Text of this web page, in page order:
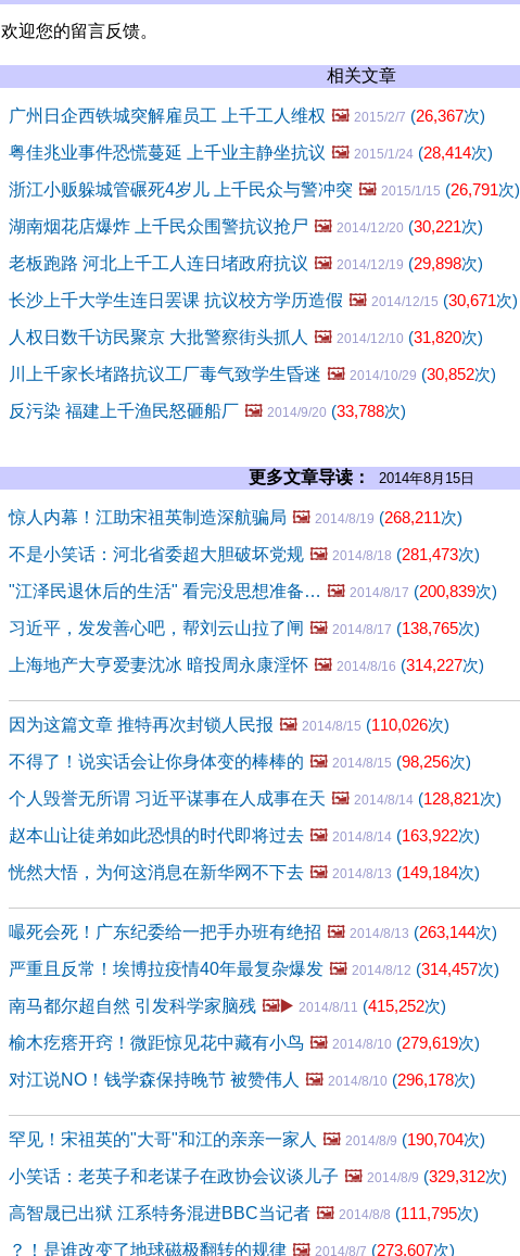
欢迎您的留言反馈。
相关文章
广州日企西铁城突解雇员工 上千工人维权 🖼️ 2015/2/7 (26,367次)
粤佳兆业事件恐慌蔓延 上千业主静坐抗议 🖼️ 2015/1/24 (28,414次)
浙江小贩躲城管碾死4岁儿 上千民众与警冲突 🖼️ 2015/1/15 (26,791次)
湖南烟花店爆炸 上千民众围警抗议抢尸 🖼️ 2014/12/20 (30,221次)
老板跑路 河北上千工人连日堵政府抗议 🖼️ 2014/12/19 (29,898次)
长沙上千大学生连日罢课 抗议校方学历造假 🖼️ 2014/12/15 (30,671次)
人权日数千访民聚京 大批警察街头抓人 🖼️ 2014/12/10 (31,820次)
川上千家长堵路抗议工厂毒气致学生昏迷 🖼️ 2014/10/29 (30,852次)
反污染 福建上千渔民怒砸船厂 🖼️ 2014/9/20 (33,788次)
更多文章导读： 2014年8月15日
惊人内幕！江助宋祖英制造深航骗局 🖼️ 2014/8/19 (268,211次)
不是小笑话：河北省委超大胆破坏党规 🖼️ 2014/8/18 (281,473次)
"江泽民退休后的生活" 看完没思想准备… 🖼️ 2014/8/17 (200,839次)
习近平，发发善心吧，帮刘云山拉了闸 🖼️ 2014/8/17 (138,765次)
上海地产大亨爱妻沈冰 暗投周永康淫怀 🖼️ 2014/8/16 (314,227次)
因为这篇文章 推特再次封锁人民报 🖼️ 2014/8/15 (110,026次)
不得了！说实话会让你身体变的棒棒的 🖼️ 2014/8/15 (98,256次)
个人毁誉无所谓 习近平谋事在人成事在天 🖼️ 2014/8/14 (128,821次)
赵本山让徒弟如此恐惧的时代即将过去 🖼️ 2014/8/14 (163,922次)
恍然大悟，为何这消息在新华网不下去 🖼️ 2014/8/13 (149,184次)
嘬死会死！广东纪委给一把手办班有绝招 🖼️ 2014/8/13 (263,144次)
严重且反常！埃博拉疫情40年最复杂爆发 🖼️ 2014/8/12 (314,457次)
南马都尔超自然 引发科学家脑残 🖼️▶️ 2014/8/11 (415,252次)
榆木疙瘩开窍！微距惊见花中藏有小鸟 🖼️ 2014/8/10 (279,619次)
对江说NO！钱学森保持晚节 被赞伟人 🖼️ 2014/8/10 (296,178次)
罕见！宋祖英的"大哥"和江的亲亲一家人 🖼️ 2014/8/9 (190,704次)
小笑话：老英子和老谋子在政协会议谈儿子 🖼️ 2014/8/9 (329,312次)
高智晟已出狱 江系特务混进BBC当记者 🖼️ 2014/8/8 (111,795次)
？！是谁改变了地球磁极翻转的规律 🖼️ 2014/8/7 (273,607次)